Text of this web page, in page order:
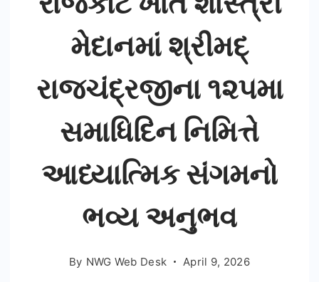
૧૨૫મો
સમાધિદિનમેદાનમાં શ્રીમદ્
રાજચંદ્રજીના ૧૨૫મા
સમાધિદિન નિમિત્તે
આધ્યાત્મિક સંગમનો
ભવ્ય અનુભવ
By NWG Web Desk April 9, 2026